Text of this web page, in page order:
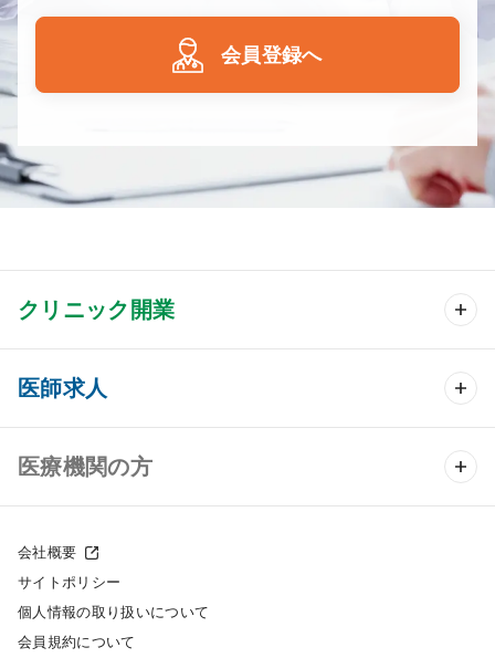
会員登録へ
クリニック開業
クリニック開業 TOP
クリニック物件検索
クリニックの開業スタイル
クリニック開業までの流れ
医師求人
医師求人 TOP
常勤求人検索
非常勤求人検索
スポット求人検索
医療機関の方
採用をお考えの医療機関の方
会社概要
サイトポリシー
個人情報の取り扱いについて
会員規約について